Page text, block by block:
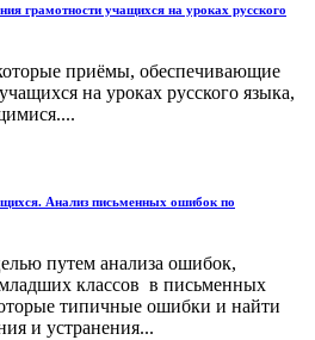
грамотности учащихся на уроках русского
приёмы, обеспечивающие
на уроках русского языка,
Анализ письменных ошибок по
путем анализа ошибок,
классов в письменных
типичные ошибки и найти
и устранения...